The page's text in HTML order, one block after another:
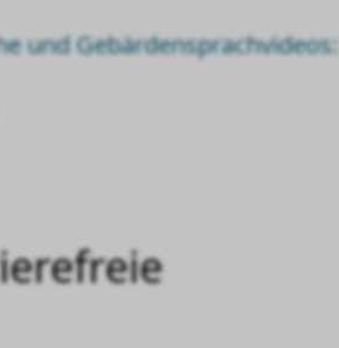
und Gebärdensprachvideos: